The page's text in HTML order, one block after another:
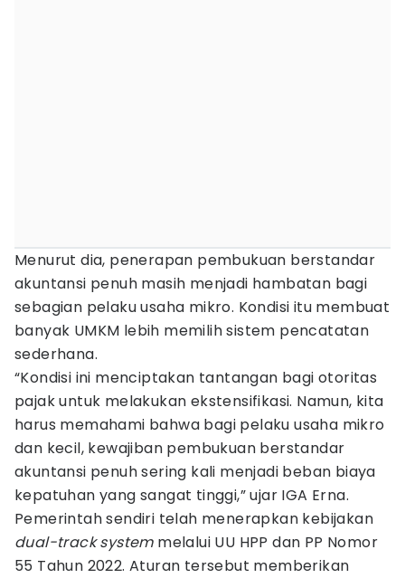
Menurut dia, penerapan pembukuan berstandar
akuntansi penuh masih menjadi hambatan bagi
sebagian pelaku usaha mikro. Kondisi itu membuat
banyak UMKM lebih memilih sistem pencatatan
sederhana.
“Kondisi ini menciptakan tantangan bagi otoritas
pajak untuk melakukan ekstensifikasi. Namun, kita
harus memahami bahwa bagi pelaku usaha mikro
dan kecil, kewajiban pembukuan berstandar
akuntansi penuh sering kali menjadi beban biaya
kepatuhan yang sangat tinggi,” ujar IGA Erna.
Pemerintah sendiri telah menerapkan kebijakan
dual-track systemmelalui UU HPP dan PP Nomor
55 Tahun 2022. Aturan tersebut memberikan